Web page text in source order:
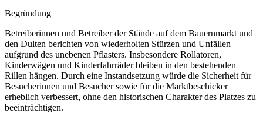
Begründung
Betreiberinnen und Betreiber der Stände auf dem Bauernmarkt und
den Dulten berichten von wiederholten Stürzen und Unfällen
aufgrund des unebenen Pflasters. Insbesondere Rollatoren,
Kinderwägen und Kinderfahrräder bleiben in den bestehenden
Rillen hängen. Durch eine Instandsetzung würde die Sicherheit für
Besucherinnen und Besucher sowie für die Marktbeschicker
erheblich verbessert, ohne den historischen Charakter des Platzes zu
beeinträchtigen.